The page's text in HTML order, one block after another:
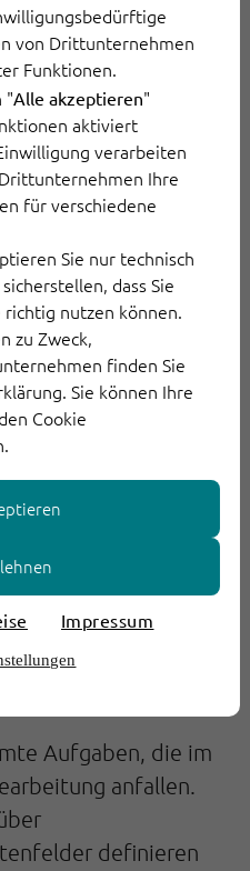
von Drittunternehmen
Funktionen.
"Alle akzeptieren"
aktiviert
verarbeiten
Ihre
für verschiedene
Sie nur technisch
dass Sie
nutzen können.
zu Zweck,
finden Sie
Sie können Ihre
Cookie
Impressum
Felder:
zum Kunden
vorgangs- und
Daten ins direkte
zu nennen: Bei
die IBAN der
Informationen wie die
verknüpfen. Öffnen
die für den Fall
auf dem
sind zu
Aufgaben, die im
anfallen.
definieren